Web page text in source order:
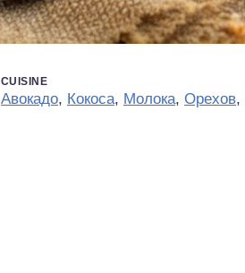
CUISINE
Авокадо, Кокоса, Молока, Орехов,